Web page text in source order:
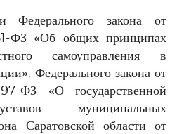
Федерального закона от
ФЗ «Об общих принципах
самоуправления в
Федерального закона от
«О государственной
муниципальных
Саратовской области от